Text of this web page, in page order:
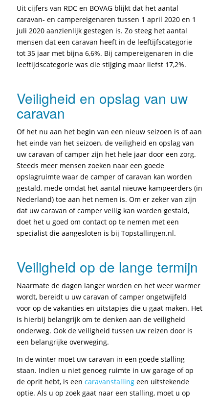
Uit cijfers van RDC en BOVAG blijkt dat het aantal
caravan- en campereigenaren tussen 1 april 2020 en 1
juli 2020 aanzienlijk gestegen is. Zo steeg het aantal
mensen dat een caravan heeft in de leeftijfscategorie
tot 35 jaar met bijna 6,6%. Bij campereigenaren in die
leeftijdscategorie was die stijging maar liefst 17,2%.
Veiligheid en opslag van uw
caravan
Of het nu aan het begin van een nieuw seizoen is of aan
het einde van het seizoen, de veiligheid en opslag van
uw caravan of camper zijn het hele jaar door een zorg.
Steeds meer mensen zoeken naar een goede
opslagruimte waar de camper of caravan kan worden
gestald, mede omdat het aantal nieuwe kampeerders (in
Nederland) toe aan het nemen is. Om er zeker van zijn
dat uw caravan of camper veilig kan worden gestald,
doet het u goed om contact op te nemen met een
specialist die aangesloten is bij Topstallingen.nl.
Veiligheid op de lange termijn
Naarmate de dagen langer worden en het weer warmer
wordt, bereidt u uw caravan of camper ongetwijfeld
voor op de vakanties en uitstapjes die u gaat maken. Het
is hierbij belangrijk om te denken aan de veiligheid
onderweg. Ook de veiligheid tussen uw reizen door is
een belangrijke overweging.
In de winter moet uw caravan in een goede stalling
staan. Indien u niet genoeg ruimte in uw garage of op
de oprit hebt, is een caravanstallingeen uitstekende
optie. Als u op zoek gaat naar een stalling, moet u op